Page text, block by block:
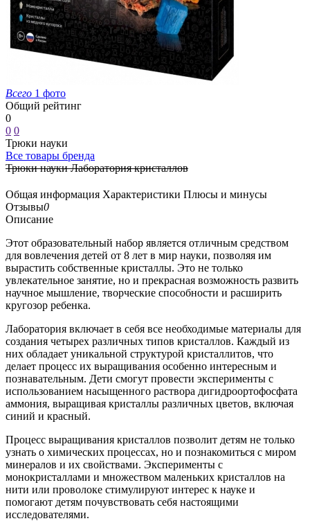
Всего 1 фото
Общий рейтинг
0
0 0
Трюки науки
Все товары бренда
Трюки науки Лаборатория кристаллов
Общая информация Характеристики Плюсы и минусы
Отзывы0
Описание
Этот образовательный набор является отличным средством
для вовлечения детей от 8 лет в мир науки, позволяя им
вырастить собственные кристаллы. Это не только
увлекательное занятие, но и прекрасная возможность развить
научное мышление, творческие способности и расширить
кругозор ребенка.
Лаборатория включает в себя все необходимые материалы для
создания четырех различных типов кристаллов. Каждый из
них обладает уникальной структурой кристаллитов, что
делает процесс их выращивания особенно интересным и
познавательным. Дети смогут провести эксперименты с
использованием насыщенного раствора дигидроортофосфата
аммония, выращивая кристаллы различных цветов, включая
синий и красный.
Процесс выращивания кристаллов позволит детям не только
узнать о химических процессах, но и познакомиться с миром
минералов и их свойствами. Эксперименты с
монокристаллами и множеством маленьких кристаллов на
нити или проволоке стимулируют интерес к науке и
помогают детям почувствовать себя настоящими
исследователями.